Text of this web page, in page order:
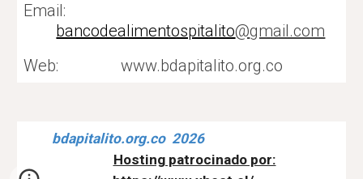
Email:
bancodealimentospitalito@gmail.com
Web:
www.bdapitalito.org.co
bdapitalito.org.co 2026
Hosting patrocinado por: